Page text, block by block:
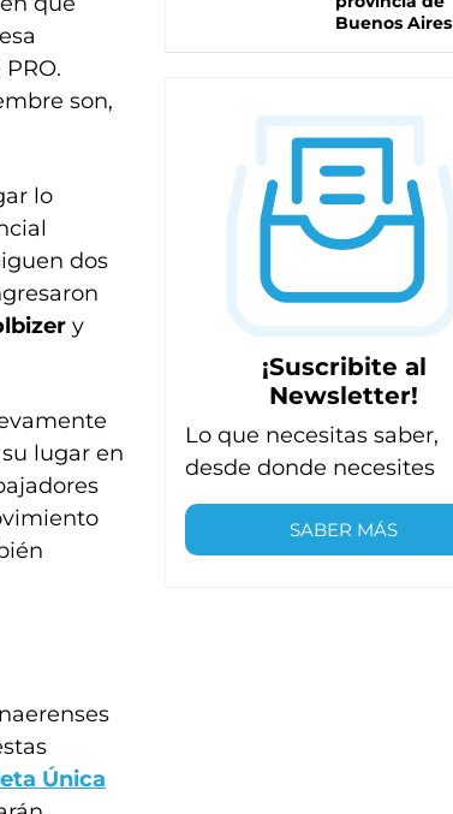
son,
lo
dos
y
lugar en
Única
Buenos Aires
¡Suscribite al
Newsletter!
Lo que necesitas saber,
desde donde necesites
SABER MÁS